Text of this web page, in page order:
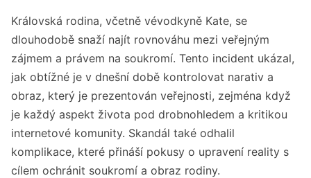
Královská rodina, včetně vévodkyně Kate, se
dlouhodobě snaží najít rovnováhu mezi veřejným
zájmem a právem na soukromí. Tento incident ukázal,
jak obtížné je v dnešní době kontrolovat narativ a
obraz, který je prezentován veřejnosti, zejména když
je každý aspekt života pod drobnohledem a kritikou
internetové komunity. Skandál také odhalil
komplikace, které přináší pokusy o upravení reality s
cílem ochránit soukromí a obraz rodiny.